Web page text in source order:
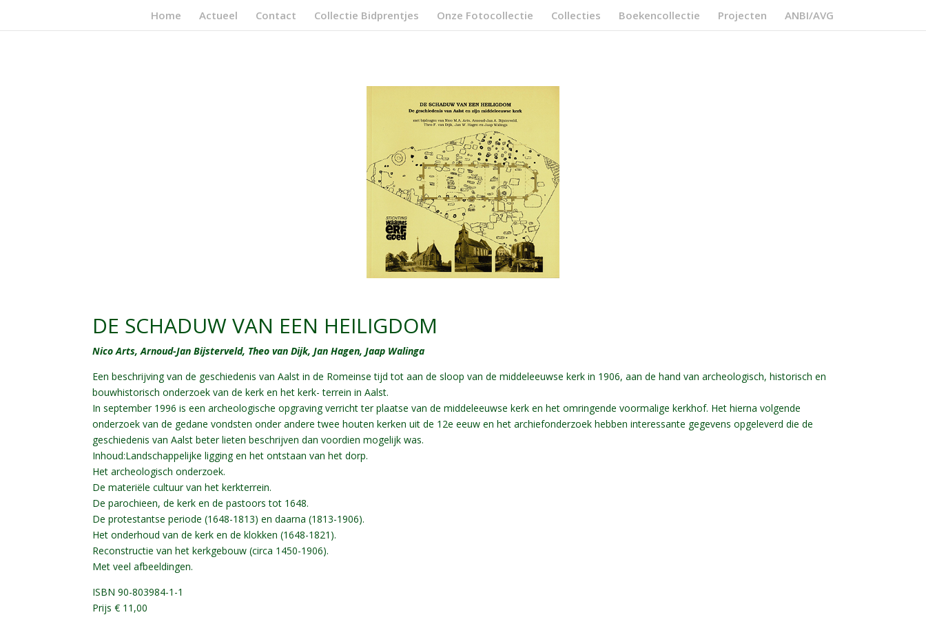
Home Actueel Contact Collectie Bidprentjes Onze Fotocollectie Collecties Boekencollectie Projecten ANBI/AVG
DE SCHADUW VAN EEN HEILIGDOM
Nico Arts, Arnoud-Jan Bijsterveld, Theo van Dijk, Jan Hagen, Jaap Walinga
Een beschrijving van de geschiedenis van Aalst in de Romeinse tijd tot aan de sloop van de middeleeuwse kerk in 1906, aan de hand van archeologisch, historisch en
bouwhistorisch onderzoek van de kerk en het kerk- terrein in Aalst.
In september 1996 is een archeologische opgraving verricht ter plaatse van de middeleeuwse kerk en het omringende voormalige kerkhof. Het hierna volgende
onderzoek van de gedane vondsten onder andere twee houten kerken uit de 12e eeuw en het archiefonderzoek hebben interessante gegevens opgeleverd die de
geschiedenis van Aalst beter lieten beschrijven dan voordien mogelijk was.
Inhoud:Landschappelijke ligging en het ontstaan van het dorp.
Het archeologisch onderzoek.
De materiële cultuur van het kerkterrein.
De parochieen, de kerk en de pastoors tot 1648.
De protestantse periode (1648-1813) en daarna (1813-1906).
Het onderhoud van de kerk en de klokken (1648-1821).
Reconstructie van het kerkgebouw (circa 1450-1906).
Met veel afbeeldingen.
ISBN 90-803984-1-1
Prijs € 11,00